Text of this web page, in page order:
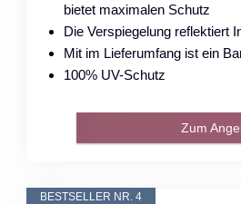
bietet maximalen Schutz
Die Verspiegelung reflektiert
Mit im Lieferumfang ist ein
100% UV-Schutz
Zum
BESTSELLER NR. 4